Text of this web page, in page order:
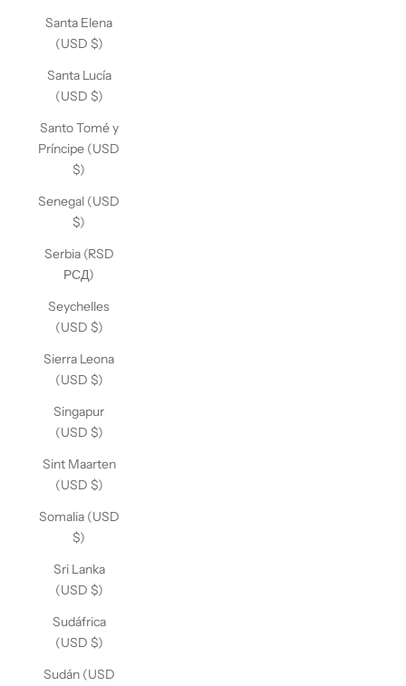
Santa Elena
(USD $)
Santa Lucía
(USD $)
Santo Tomé y
Príncipe (USD
$)
Senegal (USD
$)
Serbia (RSD
РСД)
Seychelles
(USD $)
Sierra Leona
(USD $)
Singapur
(USD $)
Sint Maarten
(USD $)
Somalia (USD
$)
Sri Lanka
(USD $)
Sudáfrica
(USD $)
Sudán (USD